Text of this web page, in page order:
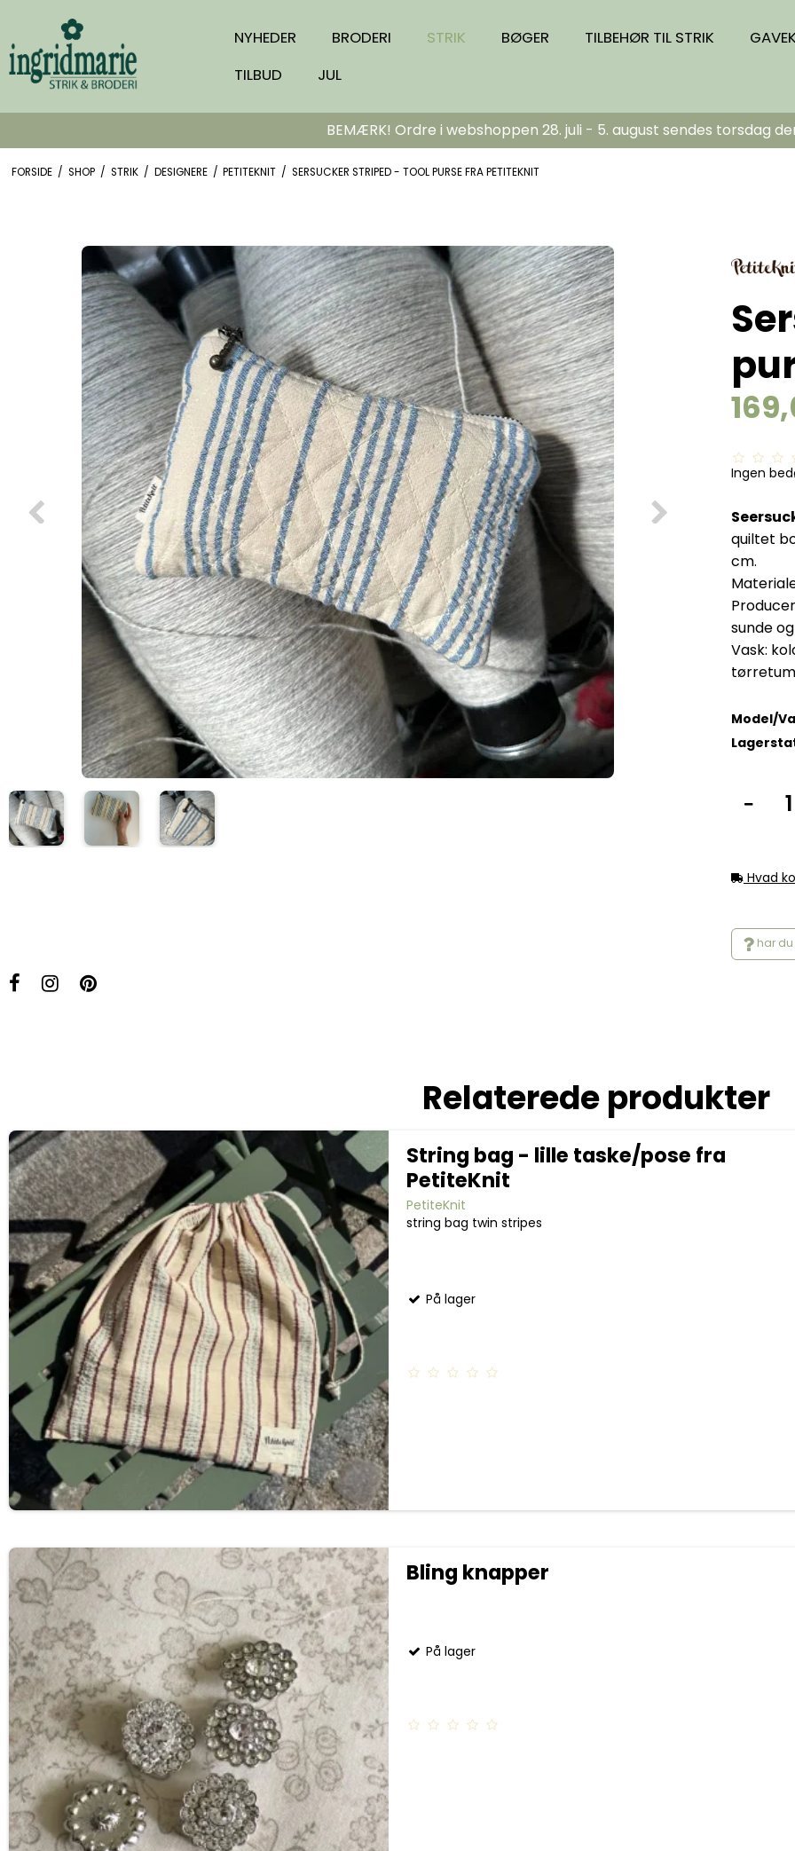
NYHEDER BRODERI STRIK BØGER TILBEHØR TIL STRIK
TILBUD
JUL
BEMÆRK! Ordre i webshoppen 28. juli - 5. august sendes torsdag
FORSIDE / SHOP / STRIK / DESIGNERE / PETITEKNIT / SERSUCKER STRIPED - TOOL PURSE FRA PETITEKNIT
Ingen
quiltet
cm.
sunde
Vask:
Model/
Hvad
har
Relaterede produkter
String bag - lille taske/pose fra
PetiteKnit
PetiteKnit
string bag twin stripes
På lager
Bling knapper
På lager